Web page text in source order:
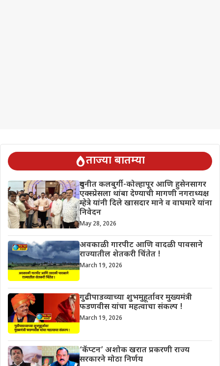
ताज्या बातम्या
दुधनीत कलबुर्गी-कोल्हापूर आणि हुसेनसागर
एक्स्प्रेसला थांबा देण्याची मागणी नगराध्यक्ष
म्हेत्रे यांनी दिले खासदार माने व वाघमारे यांना
निवेदन
May 28, 2026
अवकाळी गारपीट आणि वादळी पावसाने
राज्यातील शेतकरी चिंतेत !
March 19, 2026
गुढीपाडव्याच्या शुभमुहूर्तावर मुख्यमंत्री
फडणवीस यांचा महत्वाचा संकल्प !
March 19, 2026
‘कॅप्टन’ अशोक खरात प्रकरणी राज्य
सरकारने मोठा निर्णय